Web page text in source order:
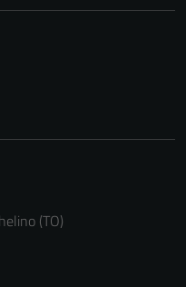
(TO)
Questi cookie